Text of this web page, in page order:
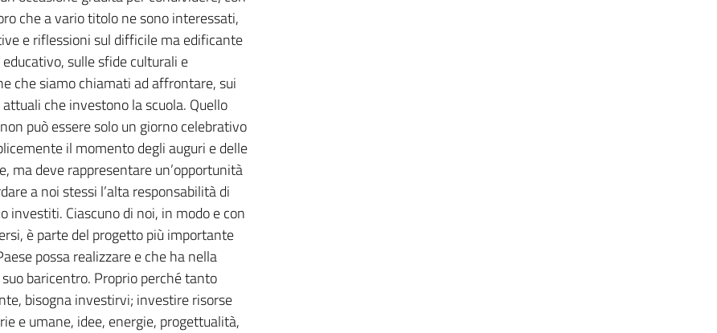
che a vario titolo ne sono interessati,
e riflessioni sul difficile ma edificante
sulle sfide culturali e
che siamo chiamati ad affrontare, sui
che investono la scuola. Quello
può essere solo un giorno celebrativo
il momento degli auguri e delle
ma deve rappresentare un’opportunità
a noi stessi l’alta responsabilità di
investiti. Ciascuno di noi, in modo e con
è parte del progetto più importante
possa realizzare e che ha nella
baricentro. Proprio perché tanto
bisogna investirvi; investire risorse
e umane, idee, energie, progettualità,